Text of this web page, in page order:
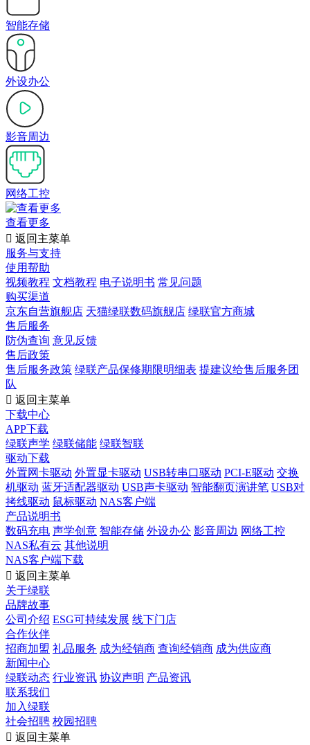
智能存储
外设办公
影音周边
网络工控
查看更多
 返回主菜单
服务与支持
使用帮助
视频教程 文档教程 电子说明书 常见问题
购买渠道
京东自营旗舰店 天猫绿联数码旗舰店 绿联官方商城
售后服务
防伪查询 意见反馈
售后政策
售后服务政策 绿联产品保修期限明细表 提建议给售后服务团
队
 返回主菜单
下载中心
APP下载
绿联声学 绿联储能 绿联智联
驱动下载
外置网卡驱动 外置显卡驱动 USB转串口驱动 PCI-E驱动 交换
机驱动 蓝牙适配器驱动 USB声卡驱动 智能翻页演讲笔 USB对
拷线驱动 鼠标驱动 NAS客户端
产品说明书
数码充电 声学创意 智能存储 外设办公 影音周边 网络工控
NAS私有云 其他说明
NAS客户端下载
 返回主菜单
关于绿联
品牌故事
公司介绍 ESG可持续发展 线下门店
合作伙伴
招商加盟 礼品服务 成为经销商 查询经销商 成为供应商
新闻中心
绿联动态 行业资讯 协议声明 产品资讯
联系我们
加入绿联
社会招聘 校园招聘
 返回主菜单